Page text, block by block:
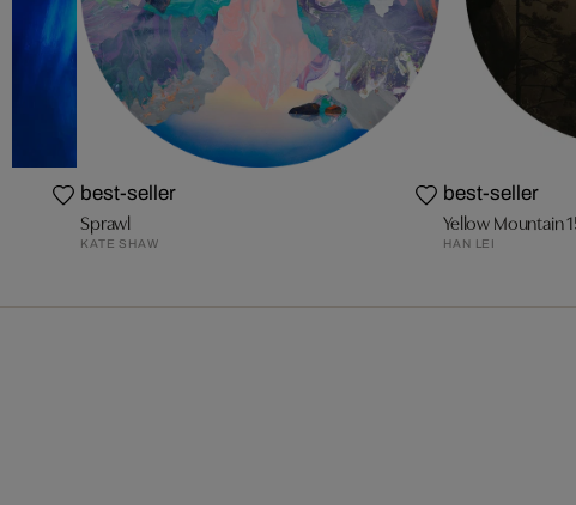
best-seller
Sprawl
KATE SHAW
best-seller
Yellow Mountain
HAN LEI